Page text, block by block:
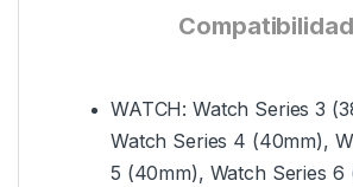
Compatibilidad
WATCH: Watch Series 3
Watch Series 4 (40mm),
5 (40mm), Watch Series 6